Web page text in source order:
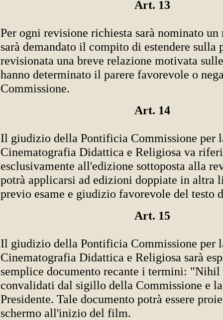
Art. 13
Per ogni revisione richiesta sarà nominato
sarà demandato il compito di estendere sulla
revisionata una breve relazione motivata
hanno determinato il parere favorevole o
Commissione.
Art. 14
Il giudizio della Pontificia Commissione per
Cinematografia Didattica e Religiosa va
esclusivamente all'edizione sottoposta alla
potrà applicarsi ad edizioni doppiate in altra
previo esame e giudizio favorevole del testo
Art. 15
Il giudizio della Pontificia Commissione per
Cinematografia Didattica e Religiosa sarà
semplice documento recante i termini: "Nihil
convalidati dal sigillo della Commissione e
Presidente. Tale documento potrà essere
schermo all'inizio del film.